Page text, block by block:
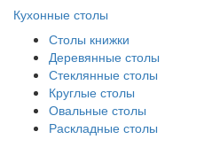
Кухонные столы
Столы книжки
Деревянные столы
Стеклянные столы
Круглые столы
Овальные столы
Раскладные столы